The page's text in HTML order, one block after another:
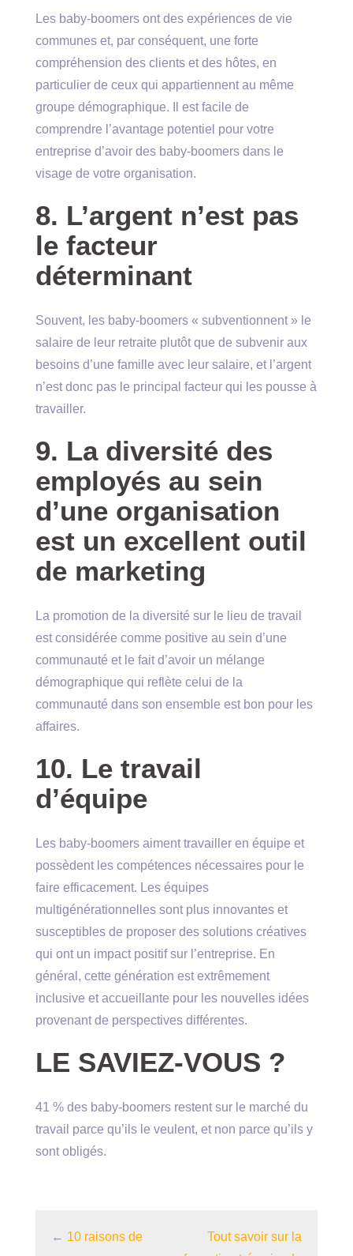
Les baby-boomers ont des expériences de vie
communes et, par conséquent, une forte
compréhension des clients et des hôtes, en
particulier de ceux qui appartiennent au même
groupe démographique. Il est facile de
comprendre l’avantage potentiel pour votre
entreprise d’avoir des baby-boomers dans le
visage de votre organisation.
8. L’argent n’est pas
le facteur
déterminant
Souvent, les baby-boomers « subventionnent » le
salaire de leur retraite plutôt que de subvenir aux
besoins d’une famille avec leur salaire, et l’argent
n’est donc pas le principal facteur qui les pousse à
travailler.
9. La diversité des
employés au sein
d’une organisation
est un excellent outil
de marketing
La promotion de la diversité sur le lieu de travail
est considérée comme positive au sein d’une
communauté et le fait d’avoir un mélange
démographique qui reflète celui de la
communauté dans son ensemble est bon pour les
affaires.
10. Le travail
d’équipe
Les baby-boomers aiment travailler en équipe et
possèdent les compétences nécessaires pour le
faire efficacement. Les équipes
multigénérationnelles sont plus innovantes et
susceptibles de proposer des solutions créatives
qui ont un impact positif sur l’entreprise. En
général, cette génération est extrêmement
inclusive et accueillante pour les nouvelles idées
provenant de perspectives différentes.
LE SAVIEZ-VOUS ?
41 % des baby-boomers restent sur le marché du
travail parce qu’ils le veulent, et non parce qu’ils y
sont obligés.
← 10 raisons de
Tout savoir sur la